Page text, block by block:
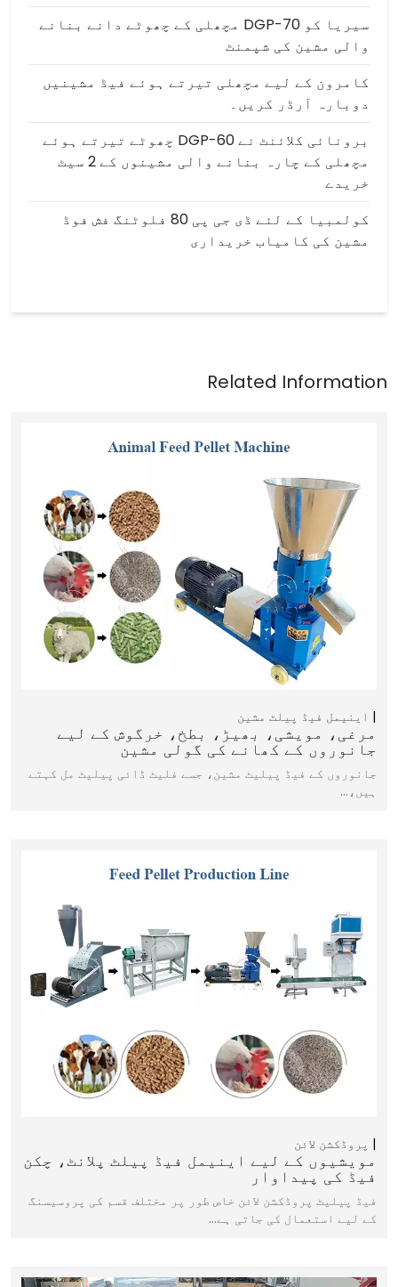
سیریا کو DGP-70 مچھلی کے چھوٹے دانے بنانے
والی مشین کی شپمنٹ
کامرون کے لیے مچھلی تیرتے ہوئے فیڈ مشینیں
دوبارہ آرڈر کریں۔
برونائی کلائنٹ نے DGP-60 چھوٹے تیرتے ہوئے
مچھلی کے چارہ بنانے والی مشینوں کے 2 سیٹ
خریدے
کولمبیا کے لئے ڈی جی پی 80 فلوٹنگ فش فوڈ
مشین کی کامیاب خریداری
اینیمل فیڈ پیلٹ مشین
مرغی، مویشی، بھیڑ، بطخ، خرگوش کے لیے
جانوروں کے کھانے کی گولی مشین
جانوروں کے فیڈ پیلیٹ مشین، جسے فلیٹ ڈائی پیلیٹ مل کہتے
ہیں،…
پروڈکشن لائن
مویشیوں کے لیے اینیمل فیڈ پیلٹ پلانٹ، چکن
فیڈ کی پیداوار
فیڈ پیلیٹ پروڈکشن لائن خاص طور پر مختلف قسم کی پروسیسنگ
کے لیے استعمال کی جاتی ہے…